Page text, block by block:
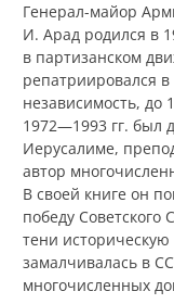
Генерал-майор
И. Арад родился в
в партизанском
репатриировался
независимость, до
1972—1993 гг. был
Иерусалиме,
автор
В своей книге он
победу
тени историческую
замалчивалась в
многочисленных